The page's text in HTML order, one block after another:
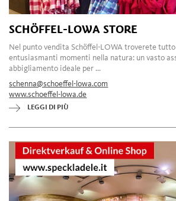
SCHÖFFEL-LOWA STORE
Nel punto vendita Schöffel-LOWA troverete
entusiasmanti momenti nella natura: un vasto
abbigliamento ideale per ...
schenna@schoeffel-lowa.com
www.schoeffel-lowa.de
LEGGI DI PIÙ